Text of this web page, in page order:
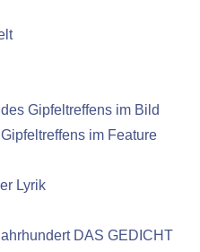
Gipfeltreffens im Bild
im Feature
Lyrik
DAS GEDICHT